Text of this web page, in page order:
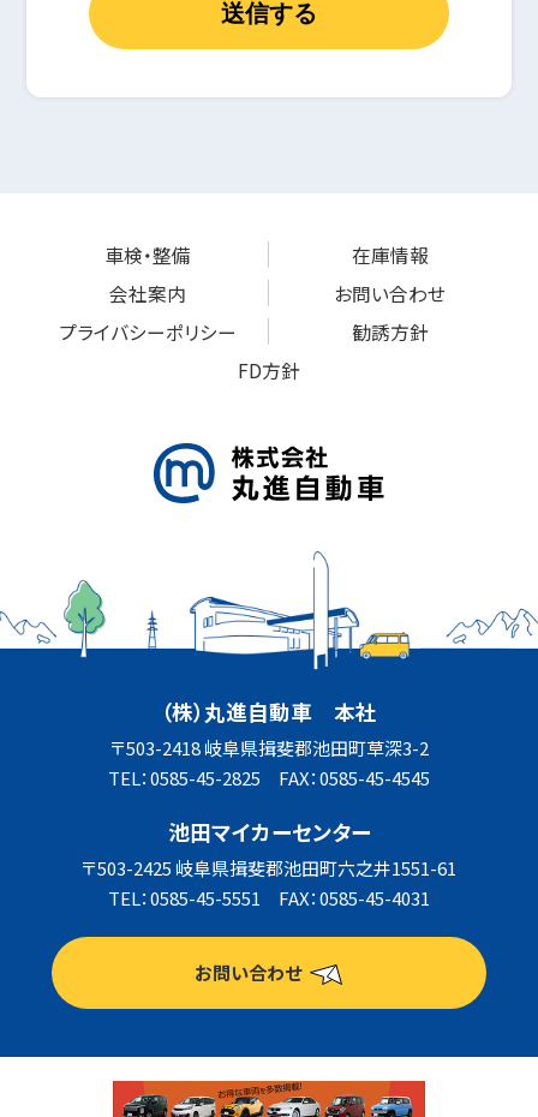
車検・整備
在庫情報
会社案内
お問い合わせ
プライバシーポリシー
勧誘方針
FD方針
（株）丸進自動車 本社
〒503-2418 岐阜県揖斐郡池田町草深3-2
TEL：0585-45-2825 FAX：0585-45-4545
池田マイカーセンター
〒503-2425 岐阜県揖斐郡池田町六之井1551-61
TEL：0585-45-5551 FAX：0585-45-4031
お問い合わせ